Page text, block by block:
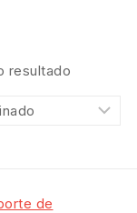
resultado